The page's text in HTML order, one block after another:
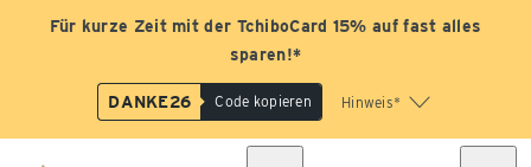
Für kurze Zeit mit der TchiboCard 15% auf fast alles
sparen!*
DANKE26 Code kopieren Hinweis*